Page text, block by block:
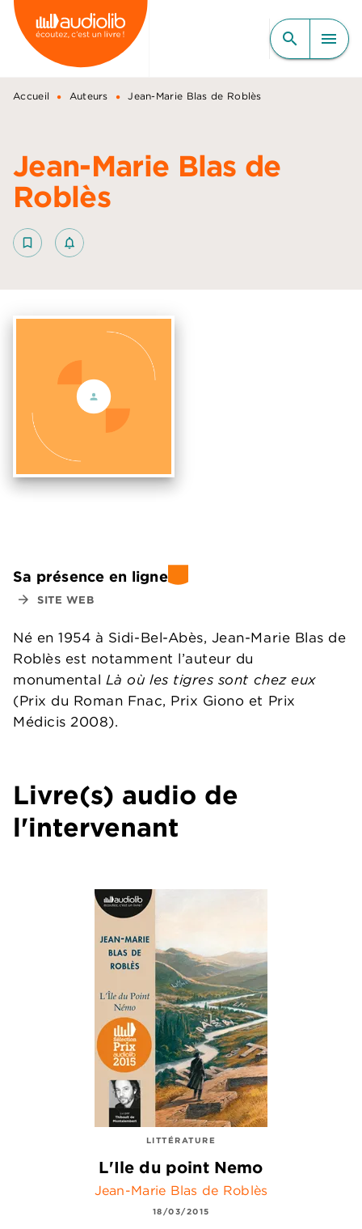
MENU RECHERCHE
CONTENU
PIED DE PAGE
search menu
Accueil • Auteurs • Jean-Marie Blas de Roblès
Jean-Marie Blas de
Roblès
bookmark_border notifications_none_outlined
Né en 1954 à Sidi-Bel-Abès, Jean-Marie Blas de
Roblès est notamment l’auteur du
monumental Là où les tigres sont chez eux
(Prix du Roman Fnac, Prix Giono et Prix
Médicis 2008).
Sa présence en ligne
arrow_forward SITE WEB
Livre(s) audio de
l'intervenant
LITTÉRATURE
L'Ile du point Nemo
Jean-Marie Blas de Roblès
18/03/2015